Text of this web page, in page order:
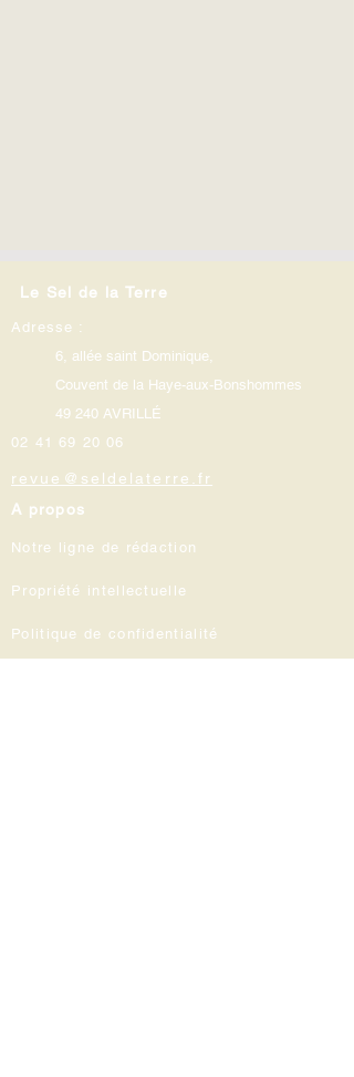
Le Sel de la Terre
Adresse :
6, allée saint Dominique,
Couvent de la Haye-aux-Bonshommes
49 240 AVRILLÉ
02 41 69 20 06
revue@seldelaterre.fr
A propos
Notre ligne de rédaction
Propriété intellectuelle
Politique de confidentialité